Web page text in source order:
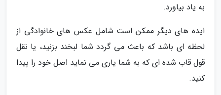
به یاد بیاورد.
ایده های دیگر ممکن است شامل عکس های خانوادگی از
لحظه ای باشد که باعث می گردد شما لبخند بزنید، یا نقل
قول قاب شده ای که به شما یاری می نماید اصل خود را پیدا
کنید.